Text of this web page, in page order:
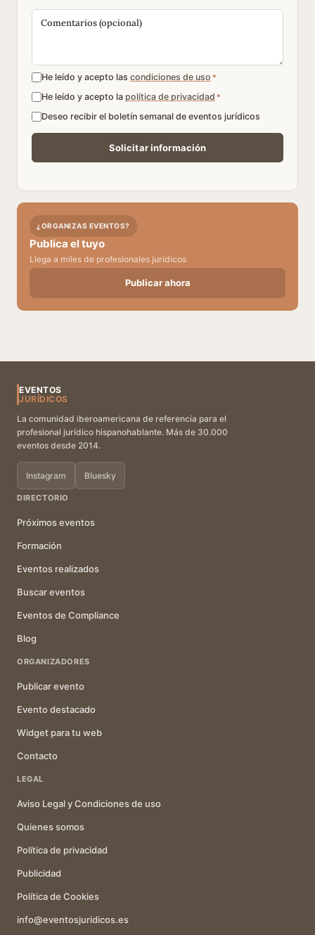
He leído y acepto las condiciones de uso *
He leído y acepto la política de privacidad *
Deseo recibir el boletín semanal de eventos jurídicos
¿ORGANIZAS EVENTOS?
Publica el tuyo
Llega a miles de profesionales jurídicos
Publicar ahora
EVENTOS
JURÍDICOS
La comunidad iberoamericana de referencia para el
profesional jurídico hispanohablante. Más de 30.000
eventos desde 2014.
Instagram Bluesky
DIRECTORIO
Próximos eventos
Formación
Eventos realizados
Buscar eventos
Eventos de Compliance
Blog
ORGANIZADORES
Publicar evento
Evento destacado
Widget para tu web
Contacto
LEGAL
Aviso Legal y Condiciones de uso
Quienes somos
Política de privacidad
Publicidad
Política de Cookies
info@eventosjuridicos.es